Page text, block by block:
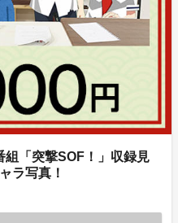
「突撃SOF！」収録見
ラ写真！